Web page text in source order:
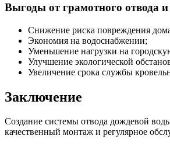
Выгоды от грамотного отвода
Снижение риска повреждения
Экономия на водоснабжении;
Уменьшение нагрузки на
Улучшение экологической
Увеличение срока службы
Заключение
Создание системы отвода дождевой
качественный монтаж и регулярное